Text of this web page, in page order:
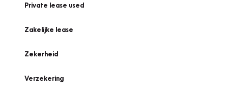
Private lease used
Zakelijke lease
Zekerheid
Verzekering